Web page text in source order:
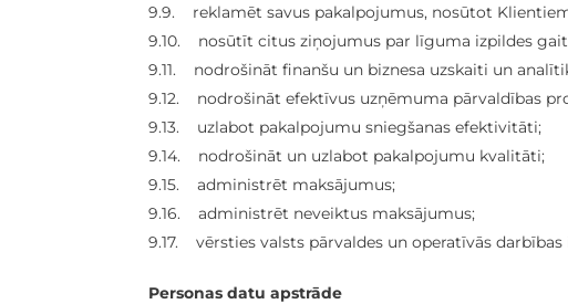
9.9. reklamēt savus pakalpojumus, nosūtot
9.10. nosūtīt citus ziņojumus par līguma izpildes
9.11. nodrošināt finanšu un biznesa uzskaiti un
9.12. nodrošināt efektīvus uzņēmuma pārvaldības
9.13. uzlabot pakalpojumu sniegšanas efektivitāti;
9.14. nodrošināt un uzlabot pakalpojumu kvalitāti;
9.15. administrēt maksājumus;
9.16. administrēt neveiktus maksājumus;
9.17. vērsties valsts pārvaldes un operatīvās
Personas datu apstrāde